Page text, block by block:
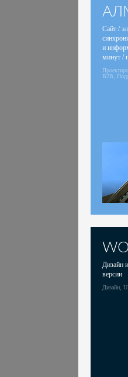
Сайт /
и
минут /
B2B,
Дизайн
версии
Дизайн,